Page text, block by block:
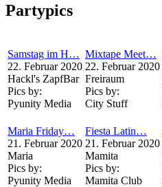
Partypics
Samstag im H…
22. Februar 2020
Hackl's ZapfBar
Pics by:
Pyunity Media
Mixtape Meet…
22. Februar 2020
Freiraum
Pics by:
City Stuff
Maria Friday…
21. Februar 2020
Maria
Pics by:
Pyunity Media
Fiesta Latin…
21. Februar 2020
Mamita
Pics by:
Mamita Club